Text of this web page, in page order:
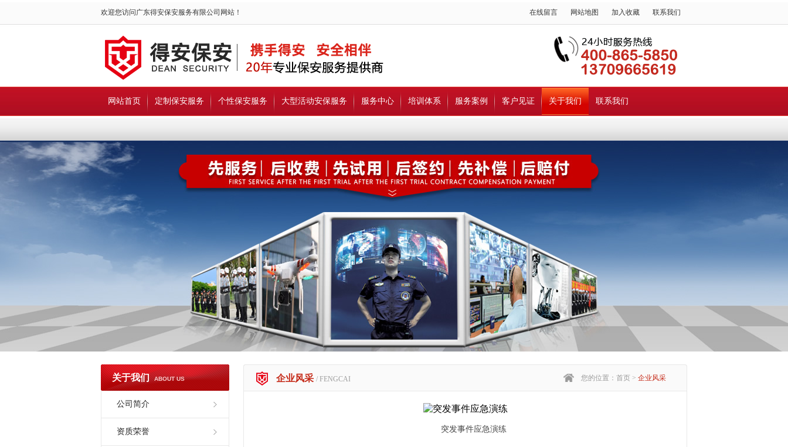
欢迎您访问广东得安保安服务有限公司网站！ 在线留言 网站地图 加入收藏 联系我们
网站首页 定制保安服务 个性保安服务 大型活动安保服务 服务中心 培训体系 服务案例 客户见证 关于我们 联系我们
关于我们 ABOUT US
公司简介
资质荣誉
企业风采 / FENGCAI 您的位置：首页 > 企业风采
突发事件应急演练